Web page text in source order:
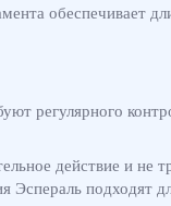
обеспечивает
регулярного
действие и не
подходят